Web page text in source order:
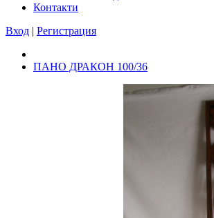
Контакти
Вход | Регистрация
ПАНО ДРАКОН 100/36